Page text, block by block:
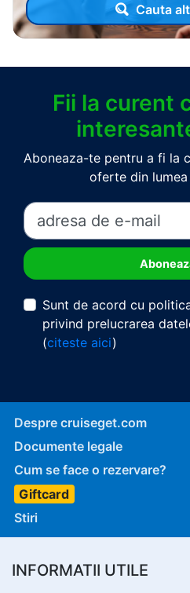
Cauta
Fii la curent
Aboneaza-te pentru a fi la
oferte din
Sunt de acord cu
privind prelucrarea
(citeste aici)
Despre cruiseget.com
Documente legale
Cum se face o rezervare?
Giftcard
Stiri
INFORMATII UTILE